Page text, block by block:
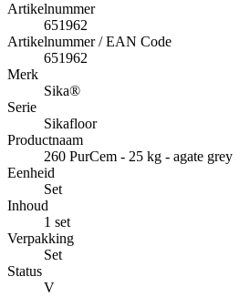
Artikelnummer
651962
Artikelnummer / EAN Code
651962
Merk
Sika®
Serie
Sikafloor
Productnaam
260 PurCem - 25 kg - agate grey
Eenheid
Set
Inhoud
1 set
Verpakking
Set
Status
V